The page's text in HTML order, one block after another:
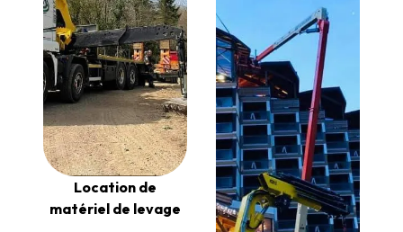
Location de
matériel de levage